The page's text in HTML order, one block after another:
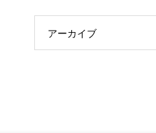
アーカイブ